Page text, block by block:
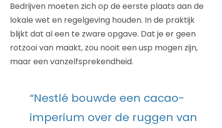
Bedrijven moeten zich op de eerste plaats aan de
lokale wet en regelgeving houden. In de praktijk
blijkt dat al een te zware opgave. Dat je er geen
rotzooi van maakt, zou nooit een usp mogen zijn,
maar een vanzelfsprekendheid.
“Nestlé bouwde een cacao-
imperium over de ruggen van